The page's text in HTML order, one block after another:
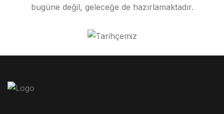
bugüne değil, geleceğe de hazırlamaktadır.